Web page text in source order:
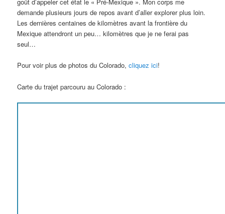
demande plusieurs jours de repos avant d’aller explorer plus loin.
Les dernières centaines de kilomètres avant la frontière du
Mexique attendront un peu… kilomètres que je ne ferai pas
seul…
Pour voir plus de photos du Colorado,cliquez ici!
Carte du trajet parcouru au Colorado :